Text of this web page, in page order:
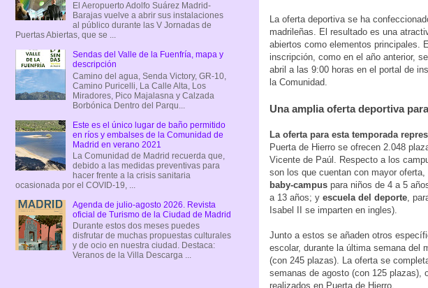
La oferta deportiva se ha
madrileñas. El resultado es una
abiertos como elementos principales.
inscripción, como en el año anterior,
abril a las 9:00 horas en el portal de
la Comunidad.
Una amplia oferta deportiva
La oferta para esta temporada
Puerta de Hierro se ofrecen 2.048
Vicente de Paúl. Respecto a los
son los que cuentan con mayor
baby-campus para niños de 4 a 5
a 13 años; y escuela del deporte,
Isabel II se imparten en ingles).
Junto a estos se añaden otros
escolar, durante la última semana del
(con 245 plazas). La oferta se
semanas de agosto (con 125 plazas),
realizados en Puerta de Hierro.
El Aeropuerto Adolfo Suárez Madrid-
Barajas vuelve a abrir sus instalaciones
al público durante las V Jornadas de
Puertas Abiertas, que se ...
Sendas del Valle de la Fuenfría, mapa y
descripción
Camino del agua, Senda Victory, GR-10,
Camino Puricelli, La Calle Alta, Los
Miradores, Pico Majalasna y Calzada
Borbónica Dentro del Parqu...
Este es el único lugar de baño permitido
en ríos y embalses de la Comunidad de
Madrid en verano 2021
La Comunidad de Madrid recuerda que,
debido a las medidas preventivas para
hacer frente a la crisis sanitaria
ocasionada por el COVID-19, ...
Agenda de julio-agosto 2026. Revista
oficial de Turismo de la Ciudad de Madrid
Durante estos dos meses puedes
disfrutar de muchas propuestas culturales
y de ocio en nuestra ciudad. Destaca:
Veranos de la Villa Descarga ...